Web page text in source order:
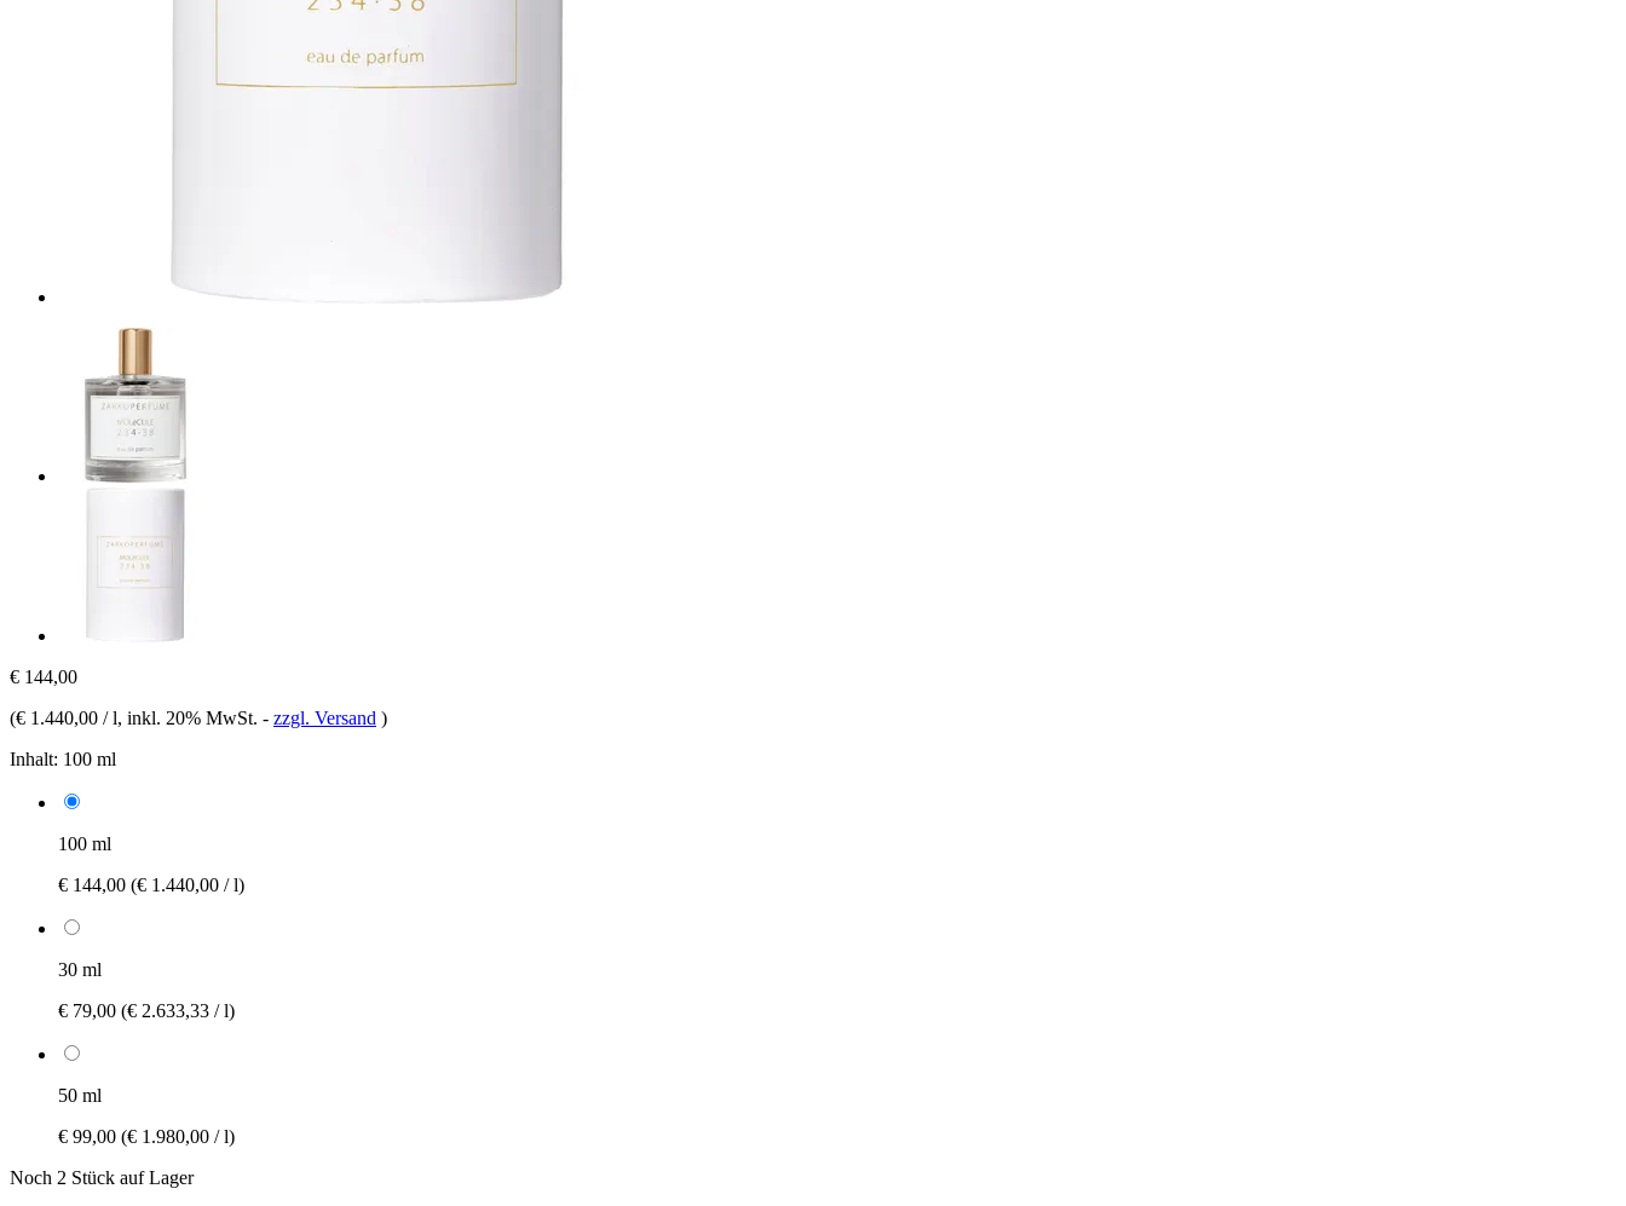
€ 144,00
(€ 1.440,00 / l, inkl. 20% MwSt. - zzgl. Versand )
Inhalt: 100 ml
100 ml
€ 144,00 (€ 1.440,00 / l)
30 ml
€ 79,00 (€ 2.633,33 / l)
50 ml
€ 99,00 (€ 1.980,00 / l)
Noch 2 Stück auf Lager